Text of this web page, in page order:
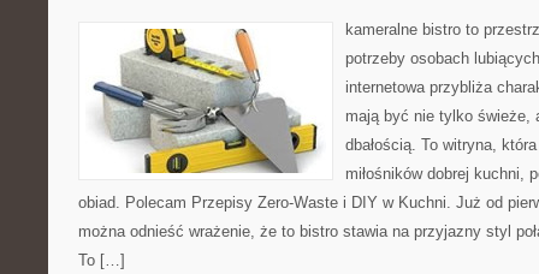
kameralne bistro to
potrzeby osobach
internetowa przybliża
mają być nie tylko świeże,
dbałością. To witryna,
miłośników dobrej kuchni,
obiad. Polecam Przepisy Zero-Waste i DIY w Kuchni. Już od
można odnieść wrażenie, że to bistro stawia na przyjazny styl
To […]